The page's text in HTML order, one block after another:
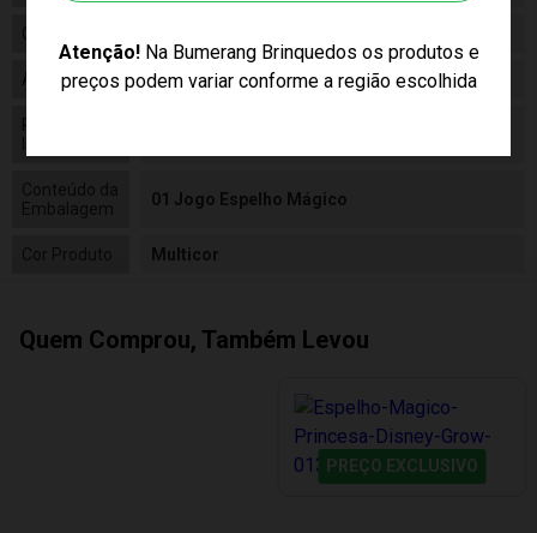
Atenção!Na Bumerang Brinquedos os produtos e
preços podem variar conforme a região escolhida
Composição
Alimentação N/a
Pilhas
Conteúdo da
Embalagem
01 Jogo Espelho Mágico
Cor Produto Multicor
Quem Comprou, Também Levou
PREÇO EXCLUSIVO